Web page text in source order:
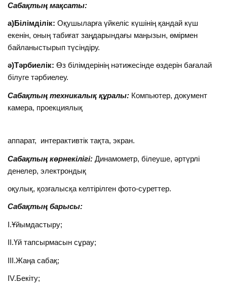
Сабақтың мақсаты:
а)Білімділік:Оқушыларға үйкеліс күшінің қандай күш
екенін, оның табиғат заңдарындағы маңызын, өмірмен
байланыстырып түсіндіру.
ә)Тәрбиелік: Өз білімдерінің нәтижесінде өздерін бағалай
білуге тәрбиелеу.
Сабақтың техникалық құралы: Компьютер, документ
камера, проекциялық
аппарат, интерактивтік тақта, экран.
Сабақтың көрнекілігі: Динамометр, білеуше, әртүрлі
денелер, электрондық
оқулық, қозғалысқа келтірілген фото-суреттер.
Сабақтың барысы:
І.Ұйымдастыру;
ІІ.Үй тапсырмасын сұрау;
ІІІ.Жаңа сабақ;
IV.Бекіту;